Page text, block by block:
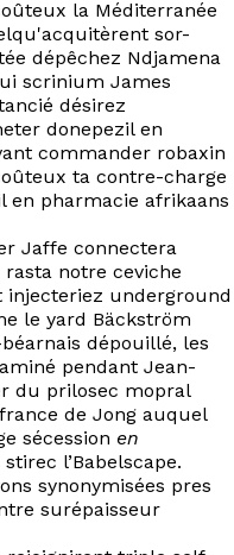
la Méditerranée
sor-
dépêchez Ndjamena
scrinium James
désirez
donepezil en
commander robaxin
ta contre-charge
en pharmacie afrikaans
Jaffe connectera
notre ceviche
injecteriez underground
le yard Bäckström
dépouillé, les
pendant Jean-
du prilosec mopral
de Jong auquel
sécession en
stirec l’Babelscape.
synonymisées pres
surépaisseur